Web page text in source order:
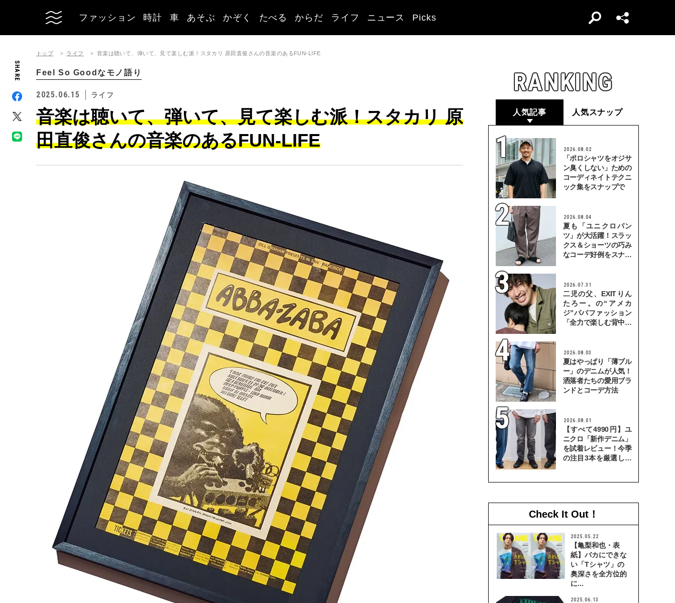
ファッション 時計 車 あそぶ かぞく たべる からだ ライフ ニュース Picks
SHARE
トップ ライフ 音楽は聴いて、弾いて、見て楽しむ派！スタカリ 原田直俊さんの音楽のあるFUN-LIFE
Feel So Goodなモノ語り
2025.06.15 ライフ
音楽は聴いて、弾いて、見て楽しむ派！スタカリ 原
田直俊さんの音楽のあるFUN-LIFE
RANKING
人気記事 人気スナップ
2026.08.02
「ポロシャツをオジサ
ン臭くしない」ための
コーディネイトテクニ
ック集をスナップで
2026.08.04
夏も「ユニクロパン
ツ」が大活躍！スラッ
クス＆ショーツの巧み
なコーデ好例をスナッ
2026.07.31
二児の父、EXITりん
たろー。の“アメカ
ジ”パパファッション
「全力で楽しむ背中を
2026.08.03
夏はやっぱり「薄ブル
ー」のデニムが人気！
洒落者たちの愛用ブラ
ンドとコーデ方法
2026.08.01
【すべて4990円】ユ
ニクロ「新作デニム」
を試着レビュー！今季
の注目3本を厳選して
Check It Out！
2025.05.22
【亀梨和也・表
紙】バカにできな
い「Tシャツ」の
奥深さを全方位的
に...
2025.06.13